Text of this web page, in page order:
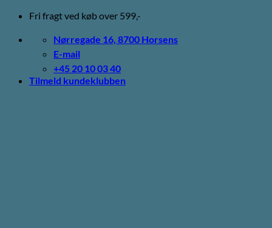
Fortsæt
indhold
Fri fragt ved køb over 599,-
Nørregade 16, 8700 Horsens
E-mail
+45 20 10 03 40
Tilmeld kundeklubben